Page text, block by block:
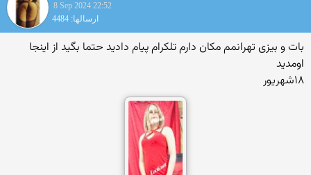
8 Sep 2024 22:52
ارسالها: 4484
بات و بیزی تهرانمم مکان دارم تلکرام پیام دادید حتما بگید از اینجا
اومدید
۱۸شهریور